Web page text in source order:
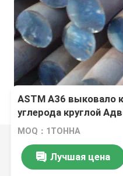
ASTM A36 выковало
углерода круглой
холодные -
MOQ：1ТОННА
Лучшая цена